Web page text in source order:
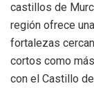
castillos de
región ofrece
fortalezas
cortos como
con el Castillo